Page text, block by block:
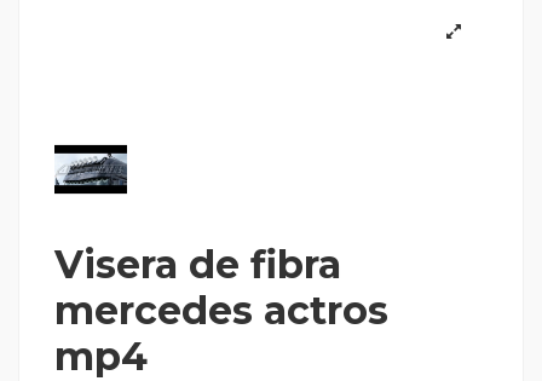
Visera de fibra
mercedes actros
mp4